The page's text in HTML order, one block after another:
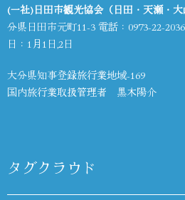
(一社)日田市観光協会（日田・天瀬・大
分県日田市元町11-3 電話： 0973-22-2036
日：1月1日,2日
大分県知事登録旅行業地域-169
国内旅行業取扱管理者 黒木陽介
タグクラウド